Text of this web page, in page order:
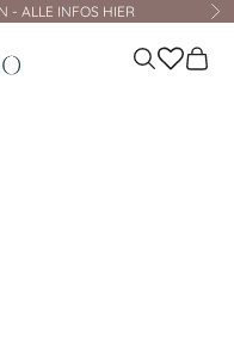
- ALLE INFOS HIER
Suche öffnen